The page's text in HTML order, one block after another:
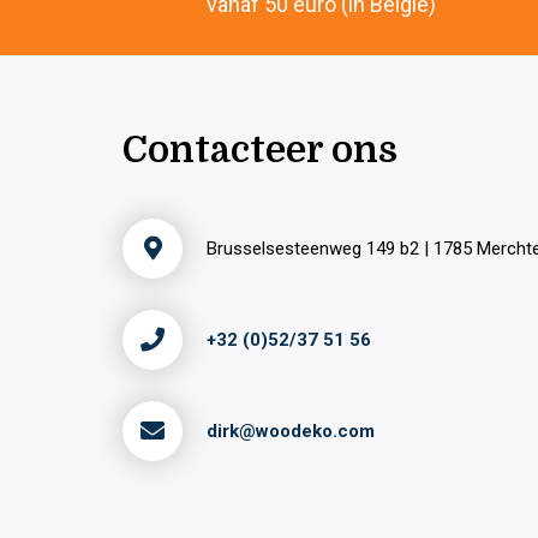
Contacteer ons
Brusselsesteenweg 149 b2 | 1785
+32 (0)52/37 51 56
dirk@woodeko.com